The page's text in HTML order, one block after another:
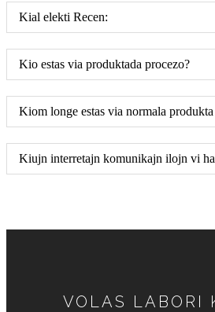
Kial elekti Recen:
Kio estas via produktada procezo?
Kiom longe estas via normala
Kiujn interretajn komunikajn ilojn vi
VOLAS LABORI